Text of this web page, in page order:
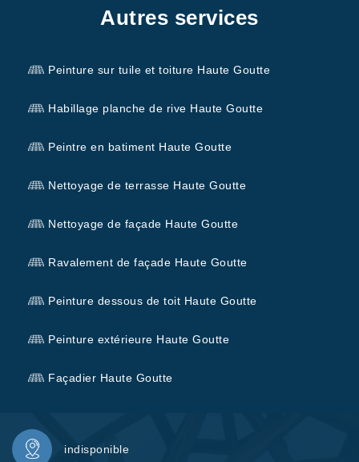
Autres services
Peinture sur tuile et toiture Haute Goutte
Habillage planche de rive Haute Goutte
Peintre en batiment Haute Goutte
Nettoyage de terrasse Haute Goutte
Nettoyage de façade Haute Goutte
Ravalement de façade Haute Goutte
Peinture dessous de toit Haute Goutte
Peinture extérieure Haute Goutte
Façadier Haute Goutte
indisponible